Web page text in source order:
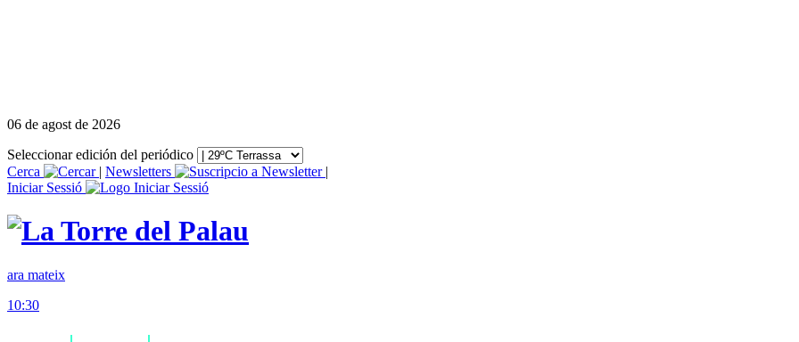
06 de agost de 2026
Seleccionar edición del periódico
Cerca
| Newsletters
|
Iniciar Sessió
ara mateix
10:30